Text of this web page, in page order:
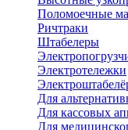
Поломоечные
Ричтраки
Штабелеры
Электротележки
Для
Для кассовых
Для